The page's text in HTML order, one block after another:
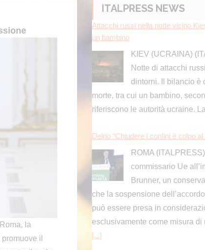
la
il
ITALPRESS NEWS
Delrio “Chiudere i confini è colpo al
commissario Ue
Brunner, un
che la sospensione
può essere presa in
esclusivamente come misura di
Prosegue eruzione Etna con
si i voli in arrivo a Catania
ROMA
l’attività eruttiva
contestuale
vulcanica in atmosfera.
Geofisica e Vulcanologia,